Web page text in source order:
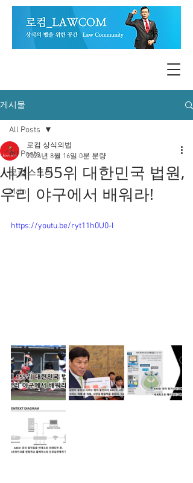
게시물
All Posts
로컴 스토리
Main
All Posts
세계 155위 대한민국 법원,
우리 야구에서 배워라!
로컴 상식의법
2024년 8월 16일 0분 분량
https://youtu.be/ryt11h0U0-I